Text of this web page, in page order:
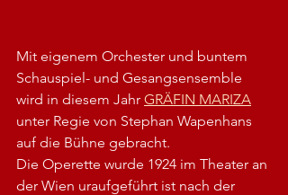
Mit eigenem Orchester und buntem
Schauspiel- und Gesangsensemble
wird in diesem Jahr GRÄFIN MARIZA
unter Regie von Stephan Wapenhans
auf die Bühne gebracht.
Die Operette wurde 1924 im Theater an
der Wien uraufgeführt ist nach der